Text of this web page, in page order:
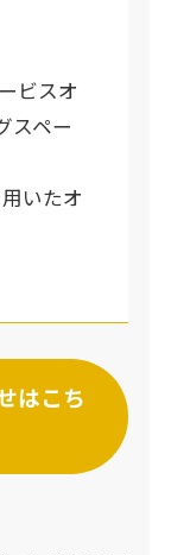
ビスオ
スペー
いたオ
はこち